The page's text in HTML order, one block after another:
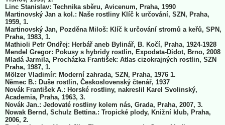
Linc Stanislav: Technika sběru, Avicenum, Praha, 1990
Martinovský Jan a kol.: Naše rostliny Klíč k určování, SZN, Praha,
1959, 1.
Martinovský Jan, Pozděna Miloš: Klíč k určování stromů a keřů, SPN,
Praha, 1983, 1.
Mathioli Petr Ondřej: Herbář aneb Bylinář, B. Kočí, Praha, 1924-1928
Mendel Gregor: Pokusy s hybridy rostlin, Expodata-Didot, Brno, 2008
Mladá Jarmila, Procházka František: Atlas cizokrajných rostlin, SZN
Praha, 1987, 1.
Mölzer Vladimír: Moderní zahrada, SZN, Praha, 1976 1.
Němec B.: Duše rostlin, Československý čtenář, 1937
Novák František A.: Horské rostliny, nakreslil Karel Svolinský,
Academia, Praha, 1963, 3.
Novák Jan.: Jedovaté rostliny kolem nás, Grada, Praha, 2007, 3.
Nowak Bernd, Schulz Bettina.: Tropické plody, Knižní klub, Praha,
2006, 2.